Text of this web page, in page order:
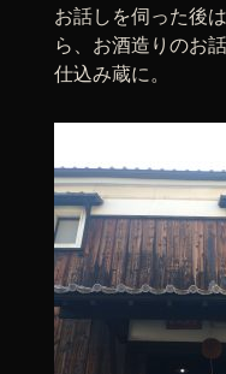
お話しを伺った後
ら、お酒造りのお話
仕込み蔵に。